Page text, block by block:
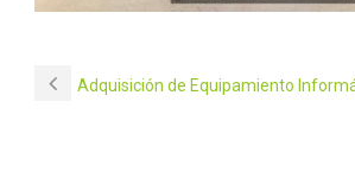
Adquisición de Equipamiento